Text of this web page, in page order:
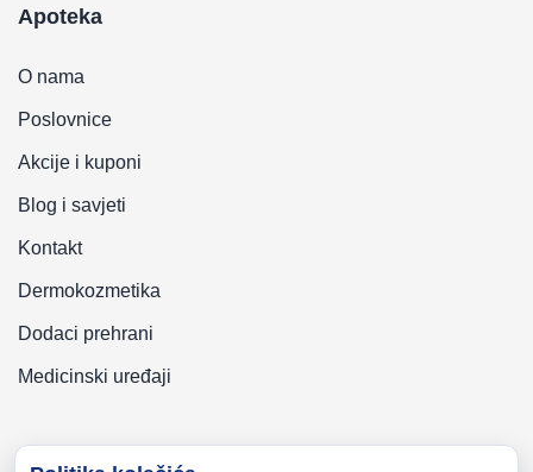
Apoteka
O nama
Poslovnice
Akcije i kuponi
Blog i savjeti
Kontakt
Dermokozmetika
Dodaci prehrani
Medicinski uređaji